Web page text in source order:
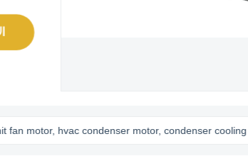
hvac condenser motor, condenser cooling fan